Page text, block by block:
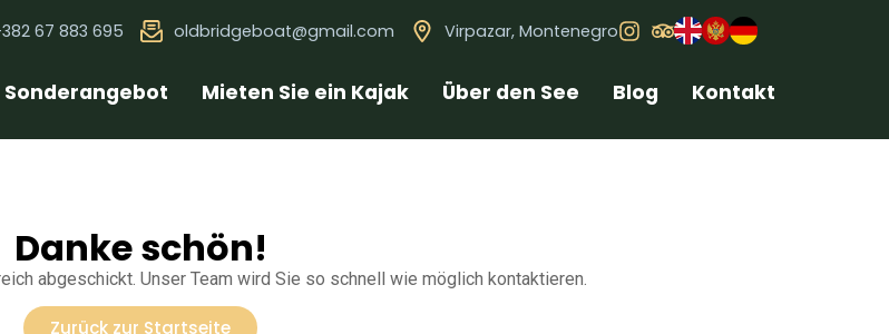
67 883 695 oldbridgeboat@gmail.com Virpazar, Montenegro
Sonderangebot Mieten Sie ein Kajak Über den See Blog Kontakt
Danke schön!
abgeschickt. Unser Team wird Sie so schnell wie möglich kontaktieren.
Zurück zur Startseite